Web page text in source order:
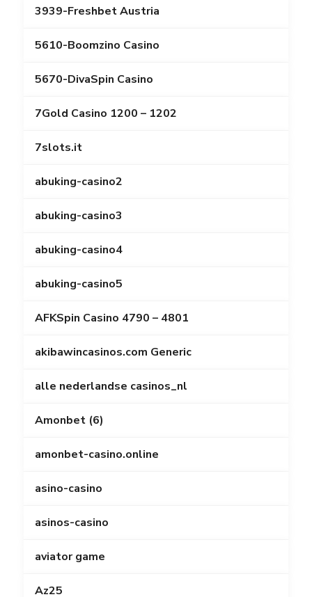
3939-Freshbet Austria
5610-Boomzino Casino
5670-DivaSpin Casino
7Gold Casino 1200 – 1202
7slots.it
abuking-casino2
abuking-casino3
abuking-casino4
abuking-casino5
AFKSpin Casino 4790 – 4801
akibawincasinos.com Generic
alle nederlandse casinos_nl
Amonbet (6)
amonbet-casino.online
asino-casino
asinos-casino
aviator game
Az25